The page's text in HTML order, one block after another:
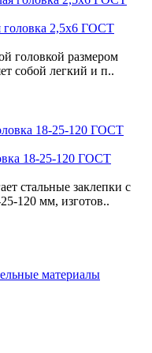
головка 2,5x6 ГОСТ
головкой размером
собой легкий и п..
18-25-120 ГОСТ
стальные заклепки с
120 мм, изготов..
материалы